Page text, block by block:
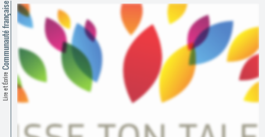
·
Comprendre et parler
Bienvenue en Belgique
Espace presse
Contacts
Trouver un lieu d’alphabétisation
Lire et Écrire
Communauté française